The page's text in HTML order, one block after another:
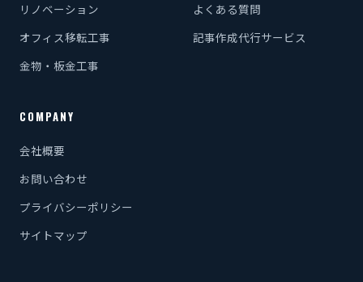
リノベーション
オフィス移転工事
金物・板金工事
よくある質問
記事作成代行サービス
COMPANY
会社概要
お問い合わせ
プライバシーポリシー
サイトマップ